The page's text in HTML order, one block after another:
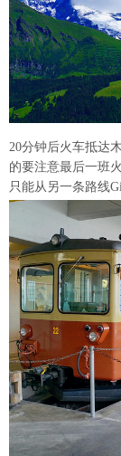
20分钟后火车抵达
的要注意最后一班
只能从另一条路线